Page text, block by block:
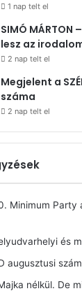
1 nap telt el
SIMÓ MÁRTON
lesz az
2 nap telt el
Megjelent a
száma
2 nap telt el
Minimum
és
augusztusi
nélkül. De